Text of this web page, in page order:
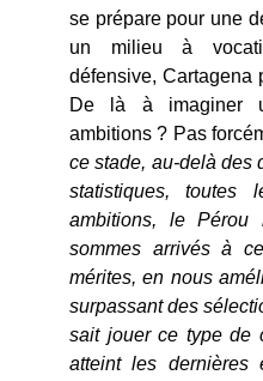
se prépare pour une
un milieu à
défensive, Cartagena
De là à imaginer
ambitions ? Pas
ce stade, au-delà des
statistiques, toutes
ambitions, le Pérou
sommes arrivés à
mérites, en nous
surpassant des
sait jouer ce type de
atteint les dernières